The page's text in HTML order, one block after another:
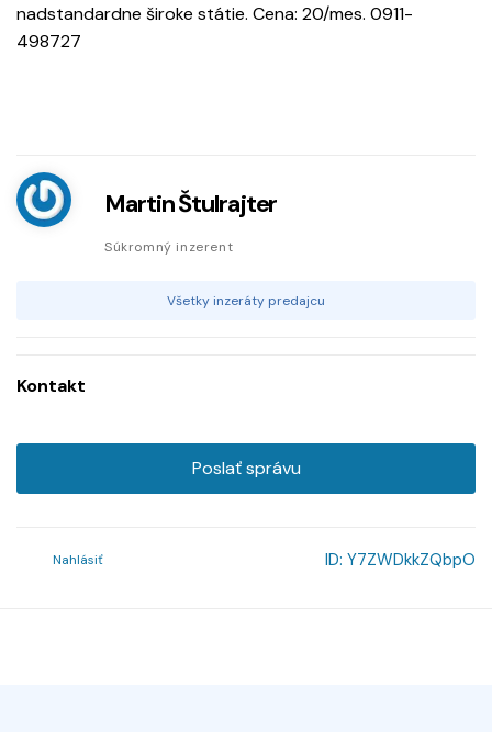
nadstandardne široke státie. Cena: 20/mes. 0911-
498727
Martin Štulrajter
Súkromný inzerent
Všetky inzeráty predajcu
Kontakt
Poslať správu
Nahlásiť ID: Y7ZWDkkZQbpO